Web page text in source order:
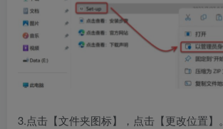
3.点击【文件夹图标】，点击【更改位置】。